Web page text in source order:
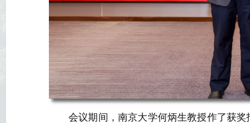
会议期间，南京大学何炳生教授作了获